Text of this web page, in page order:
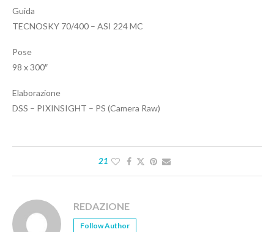
Guida
TECNOSKY 70/400 – ASI 224 MC
Pose
98 x 300″
Elaborazione
DSS – PIXINSIGHT – PS (Camera Raw)
21
REDAZIONE
Follow Author